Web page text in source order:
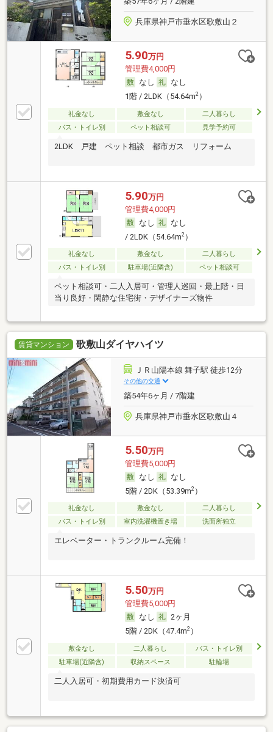
兵庫県神戸市垂水区歌敷山２
5.90万円
管理費4,000円
なし
なし
1階 / 2LDK（54.64m2）
礼金なし 敷金なし
二人暮らし
バス・トイレ別
ペット相談可 見学予約可
2LDK 戸建 ペット相談 都市ガス リフォーム
5.90万円
管理費4,000円
なし
なし
/ 2LDK（54.64m2）
礼金なし 敷金なし
二人暮らし
バス・トイレ別
駐車場(近隣含) ペット相談可
ペット相談可・二人入居可・管理人巡回・最上階・日
当り良好・閑静な住宅街・デザイナーズ物件
賃貸マンション 歌敷山ダイヤハイツ
ＪＲ山陽本線 舞子駅 徒歩12分
その他の交通
築54年6ヶ月 / 7階建
兵庫県神戸市垂水区歌敷山４
5.50万円
管理費5,000円
なし
なし
5階 / 2DK（53.39m2）
礼金なし 敷金なし
二人暮らし
バス・トイレ別
室内洗濯機置き場 洗面所独立
エレベーター・トランクルーム完備！
5.50万円
管理費5,000円
なし
2ヶ月
5階 / 2DK（47.4m2）
敷金なし 二人暮らし
バス・トイレ別
駐車場(近隣含)
収納スペース 駐輪場
二人入居可・初期費用カード決済可